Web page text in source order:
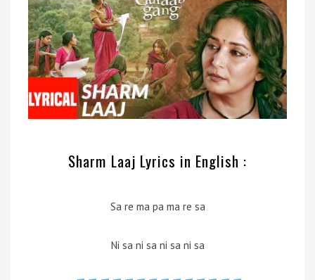
Sharm Laaj Lyrics in English :
Sa re ma pa ma re sa
Ni sa ni sa ni sa ni sa